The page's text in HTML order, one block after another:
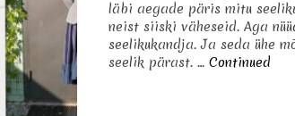
läbi aegade päris mitu
neist siiski väheseid. Aga
seelikukandja. Ja seda ühe
seelik pärast. … Continued